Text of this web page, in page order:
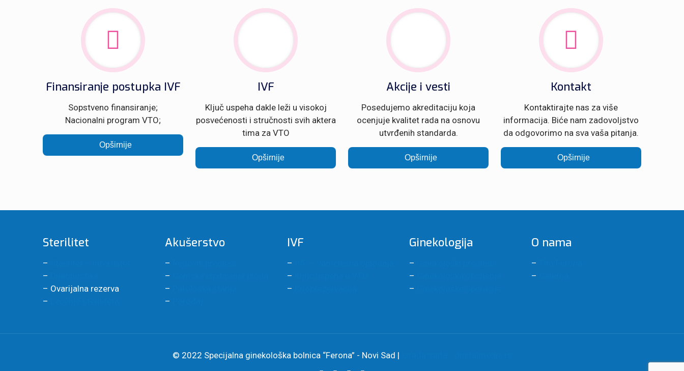
Finansiranje postupka IVF
Sopstveno finansiranje;
Nacionalni program VTO;
Opširnije
IVF
Ključ uspeha dakle leži u visokoj
posvećenosti i stručnosti svih aktera
tima za VTO
Opširnije
Akcije i vesti
Posedujemo akreditaciju koja
ocenjuje kvalitet rada na osnovu
utvrđenih standarda.
Opširnije
Kontakt
Kontaktirajte nas za više
informacija. Biće nam zadovoljstvo
da odgovorimo na sva vaša pitanja.
Opširnije
Sterilitet
–
–
– Ovarijalna rezerva
–
Akušerstvo
–
–
–
–
IVF
–
–
–
Ginekologija
–
–
–
O nama
–
–
© 2022 Specijalna ginekološka bolnica “Ferona” - Novi Sad |